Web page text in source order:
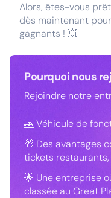
Alors, êtes-vous
dès maintenant
gagnants ! 💥
Pourquoi nous
Rejoindre notre
🚗 Véhicule de
🎁 Des avantages
tickets restaurants,
🌟 Une entreprise
classée au Great